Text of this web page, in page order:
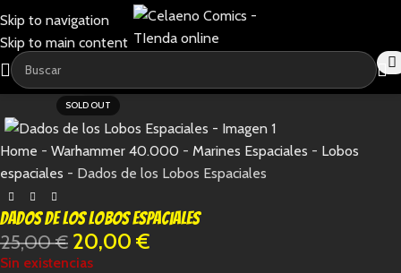
Skip to navigation
Skip to main content
-20%
SOLD OUT
Home - Warhammer 40.000 - Marines Espaciales - Lobos
espaciales - Dados de los Lobos Espaciales
Dados de los Lobos Espaciales
25,00€ 20,00 €
Sin existencias